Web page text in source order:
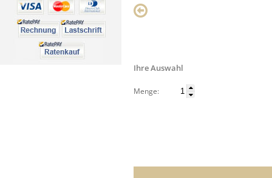
Ihre Auswahl
Menge: